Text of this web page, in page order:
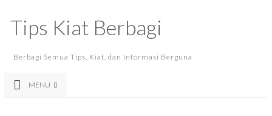
Tips Kiat Berbagi
Berbagi Semua Tips, Kiat, dan Informasi Berguna
MENU